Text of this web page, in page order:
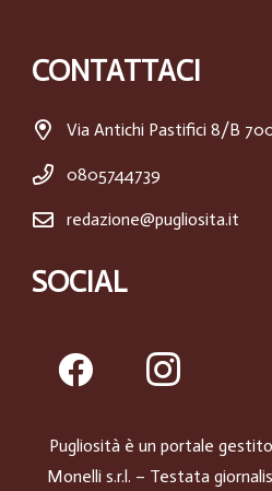
CONTATTACI
Via Antichi Pastifici 8/B
0805744739
redazione@pugliosita.it
SOCIAL
Pugliosità è un portale
Monelli s.r.l. – Testata